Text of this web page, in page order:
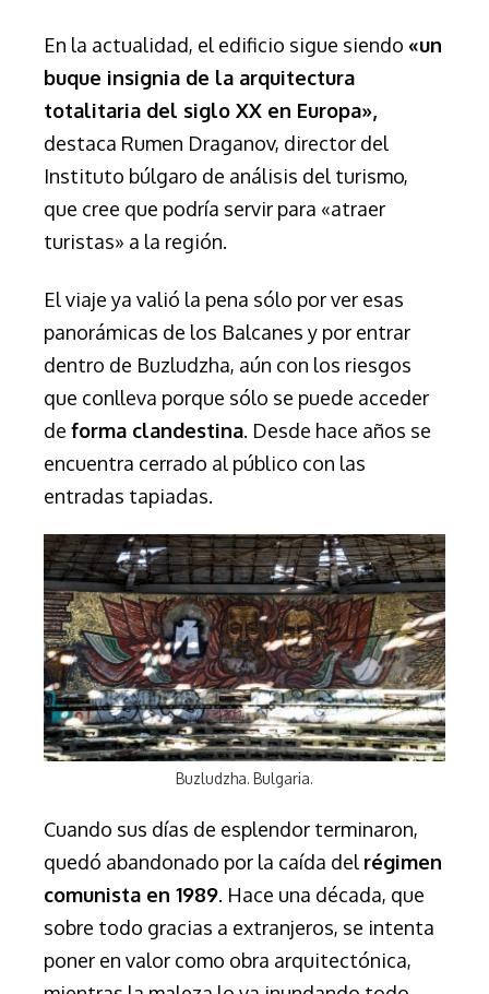
En la actualidad, el edificio sigue siendo «un
buque insignia de la arquitectura
totalitaria del siglo XX en Europa»,
destaca Rumen Draganov, director del
Instituto búlgaro de análisis del turismo,
que cree que podría servir para «atraer
turistas» a la región.
El viaje ya valió la pena sólo por ver esas
panorámicas de los Balcanes y por entrar
dentro de Buzludzha, aún con los riesgos
que conlleva porque sólo se puede acceder
de forma clandestina. Desde hace años se
encuentra cerrado al público con las
entradas tapiadas.
Buzludzha. Bulgaria.
Cuando sus días de esplendor terminaron,
quedó abandonado por la caída del régimen
comunista en 1989. Hace una década, que
sobre todo gracias a extranjeros, se intenta
poner en valor como obra arquitectónica,